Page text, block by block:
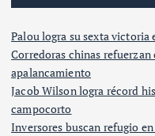
Palou logra su sexta victoria
Corredoras chinas
apalancamiento
Jacob Wilson logra récord
campocorto
Inversores buscan refugio